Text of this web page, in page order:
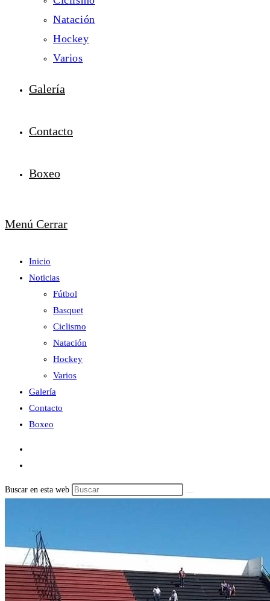
Natación
Hockey
Varios
Galería
Contacto
Boxeo
Menú Cerrar
Inicio
Noticias
Fútbol
Basquet
Ciclismo
Natación
Hockey
Varios
Galería
Contacto
Boxeo
Buscar en esta web